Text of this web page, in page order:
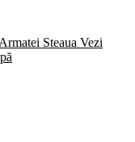
Steaua Vezi